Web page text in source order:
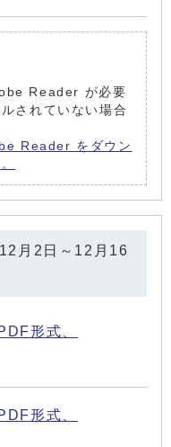
Reader が必要
されていない場合
Reader をダウン
月2日～12月16
形式、
形式、